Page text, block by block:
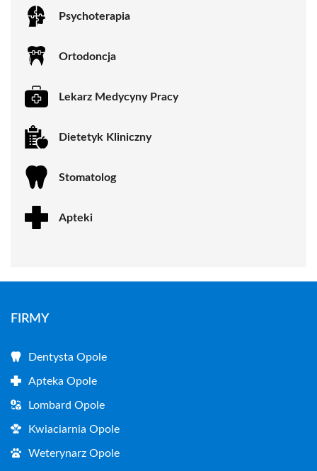
Psychoterapia
Ortodoncja
Lekarz Medycyny Pracy
Dietetyk Kliniczny
Stomatolog
Apteki
FIRMY
Dentysta Opole
Apteka Opole
Lombard Opole
Kwiaciarnia Opole
Weterynarz Opole